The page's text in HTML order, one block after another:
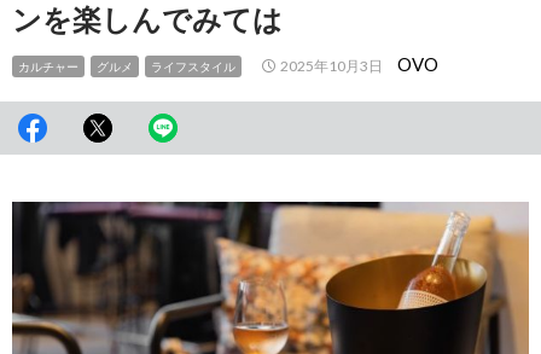
ンを楽しんでみては
カルチャー グルメ ライフスタイル 2025年10月3日 OVO